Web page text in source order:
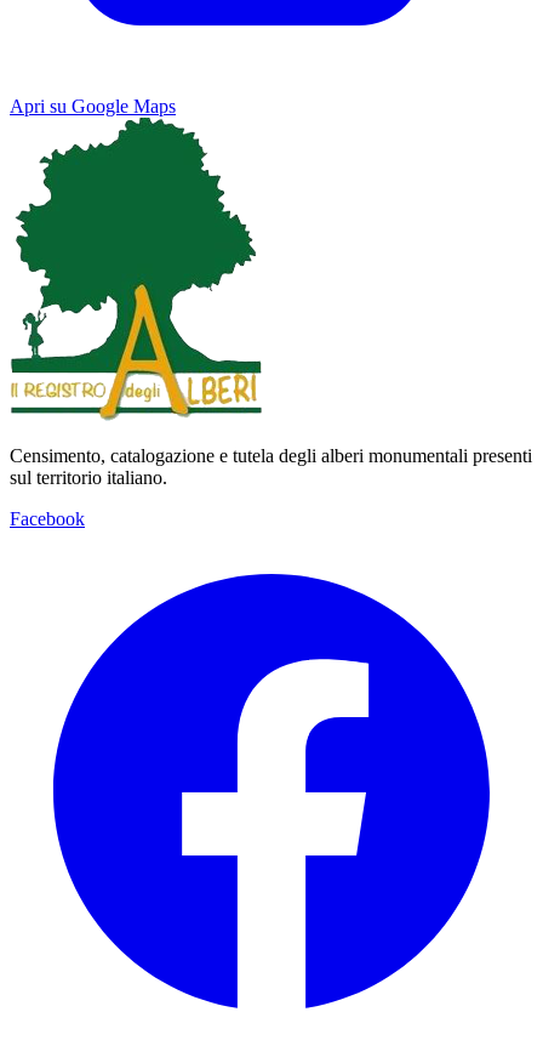
Apri su Google Maps
Map Satellite
Keyboard shortcuts
Censimento, catalogazione e tutela degli alberi monumentali presenti
sul territorio italiano.
Facebook